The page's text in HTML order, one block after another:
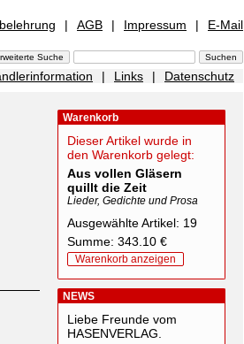
| AGB | Impressum | E-Mail
| Links | Datenschutz
Warenkorb
Dieser Artikel wurde in
den Warenkorb gelegt:
Aus vollen Gläsern
quillt die Zeit
Lieder, Gedichte und Prosa
Ausgewählte Artikel: 19
Summe: 343.10 €
Warenkorb anzeigen
NEWS
Liebe Freunde vom
HASENVERLAG.